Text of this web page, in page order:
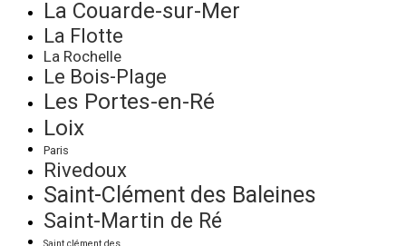
La Couarde-sur-Mer
La Flotte
La Rochelle
Le Bois-Plage
Les Portes-en-Ré
Loix
Paris
Rivedoux
Saint-Clément des Baleines
Saint-Martin de Ré
Saint clément des